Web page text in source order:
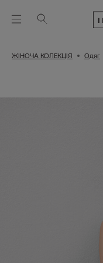
ЖІНОЧА КОЛЕКЦІЯ Одяг